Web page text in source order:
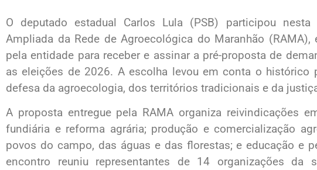
O deputado estadual Carlos Lula (PSB) participou
Ampliada da Rede de Agroecológica do Maranhão
pela entidade para receber e assinar a pré-proposta de
as eleições de 2026. A escolha levou em conta o histórico
defesa da agroecologia, dos territórios tradicionais e da
A proposta entregue pela RAMA organiza reivindicações
fundiária e reforma agrária; produção e comercialização
povos do campo, das águas e das florestas; e educação e
encontro reuniu representantes de 14 organizações da